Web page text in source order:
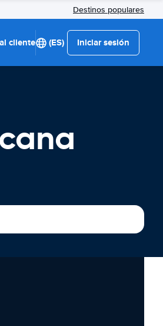
Destinos populares
cliente (ES) Iniciar sesión